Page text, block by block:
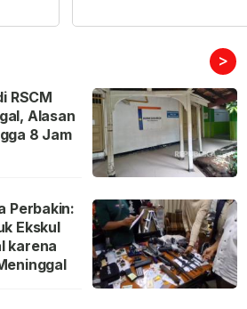
>
RSCM
Alasan
8 Jam
Perbakin:
Ekskul
karena